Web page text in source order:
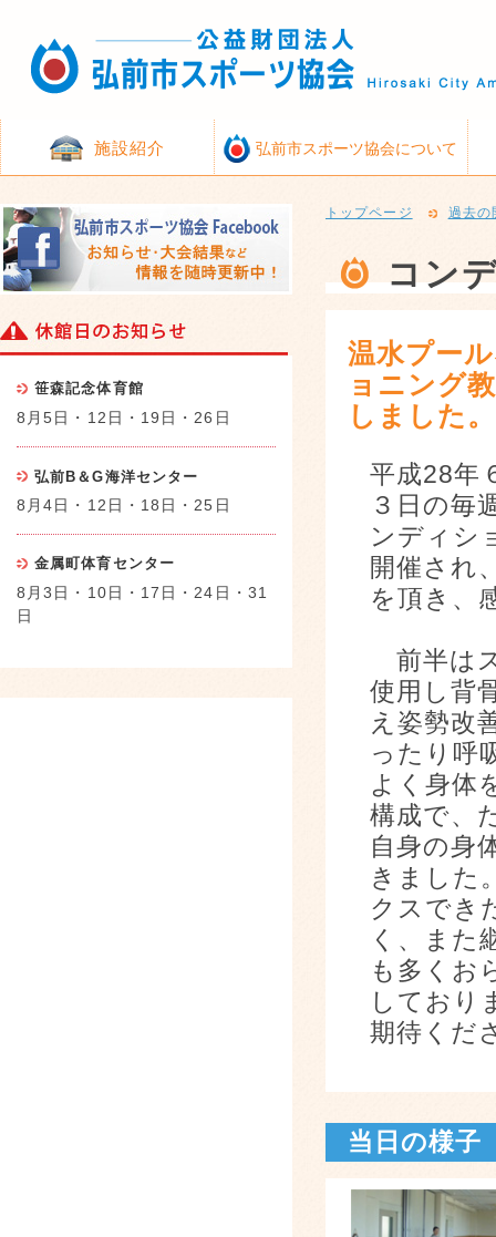
施設紹介 弘前市スポーツ協会について
トップページ 過去の
コン
温水プー
ョニング
しました。
平成28年
３日の毎
ンディシ
開催され
を頂き、
前半は
使用し背
え姿勢改
ったり呼
よく身体
構成で、
自身の身
きました
クスでき
く、また
も多くお
しており
期待くだ
当日の様子
笹森記念体育館
8月5日・12日・19日・26日
弘前B＆G海洋センター
8月4日・12日・18日・25日
金属町体育センター
8月3日・10日・17日・24日・31
日